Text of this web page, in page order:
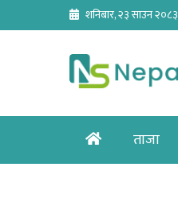
content
शनिबार, २३ साउन २०८३
Homeताजा